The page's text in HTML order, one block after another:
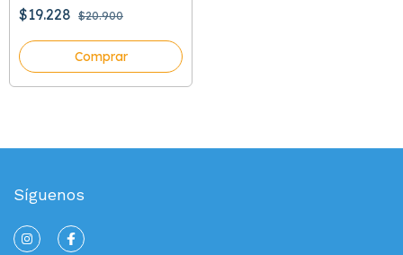
$19.228 $20.900
Comprar
Síguenos